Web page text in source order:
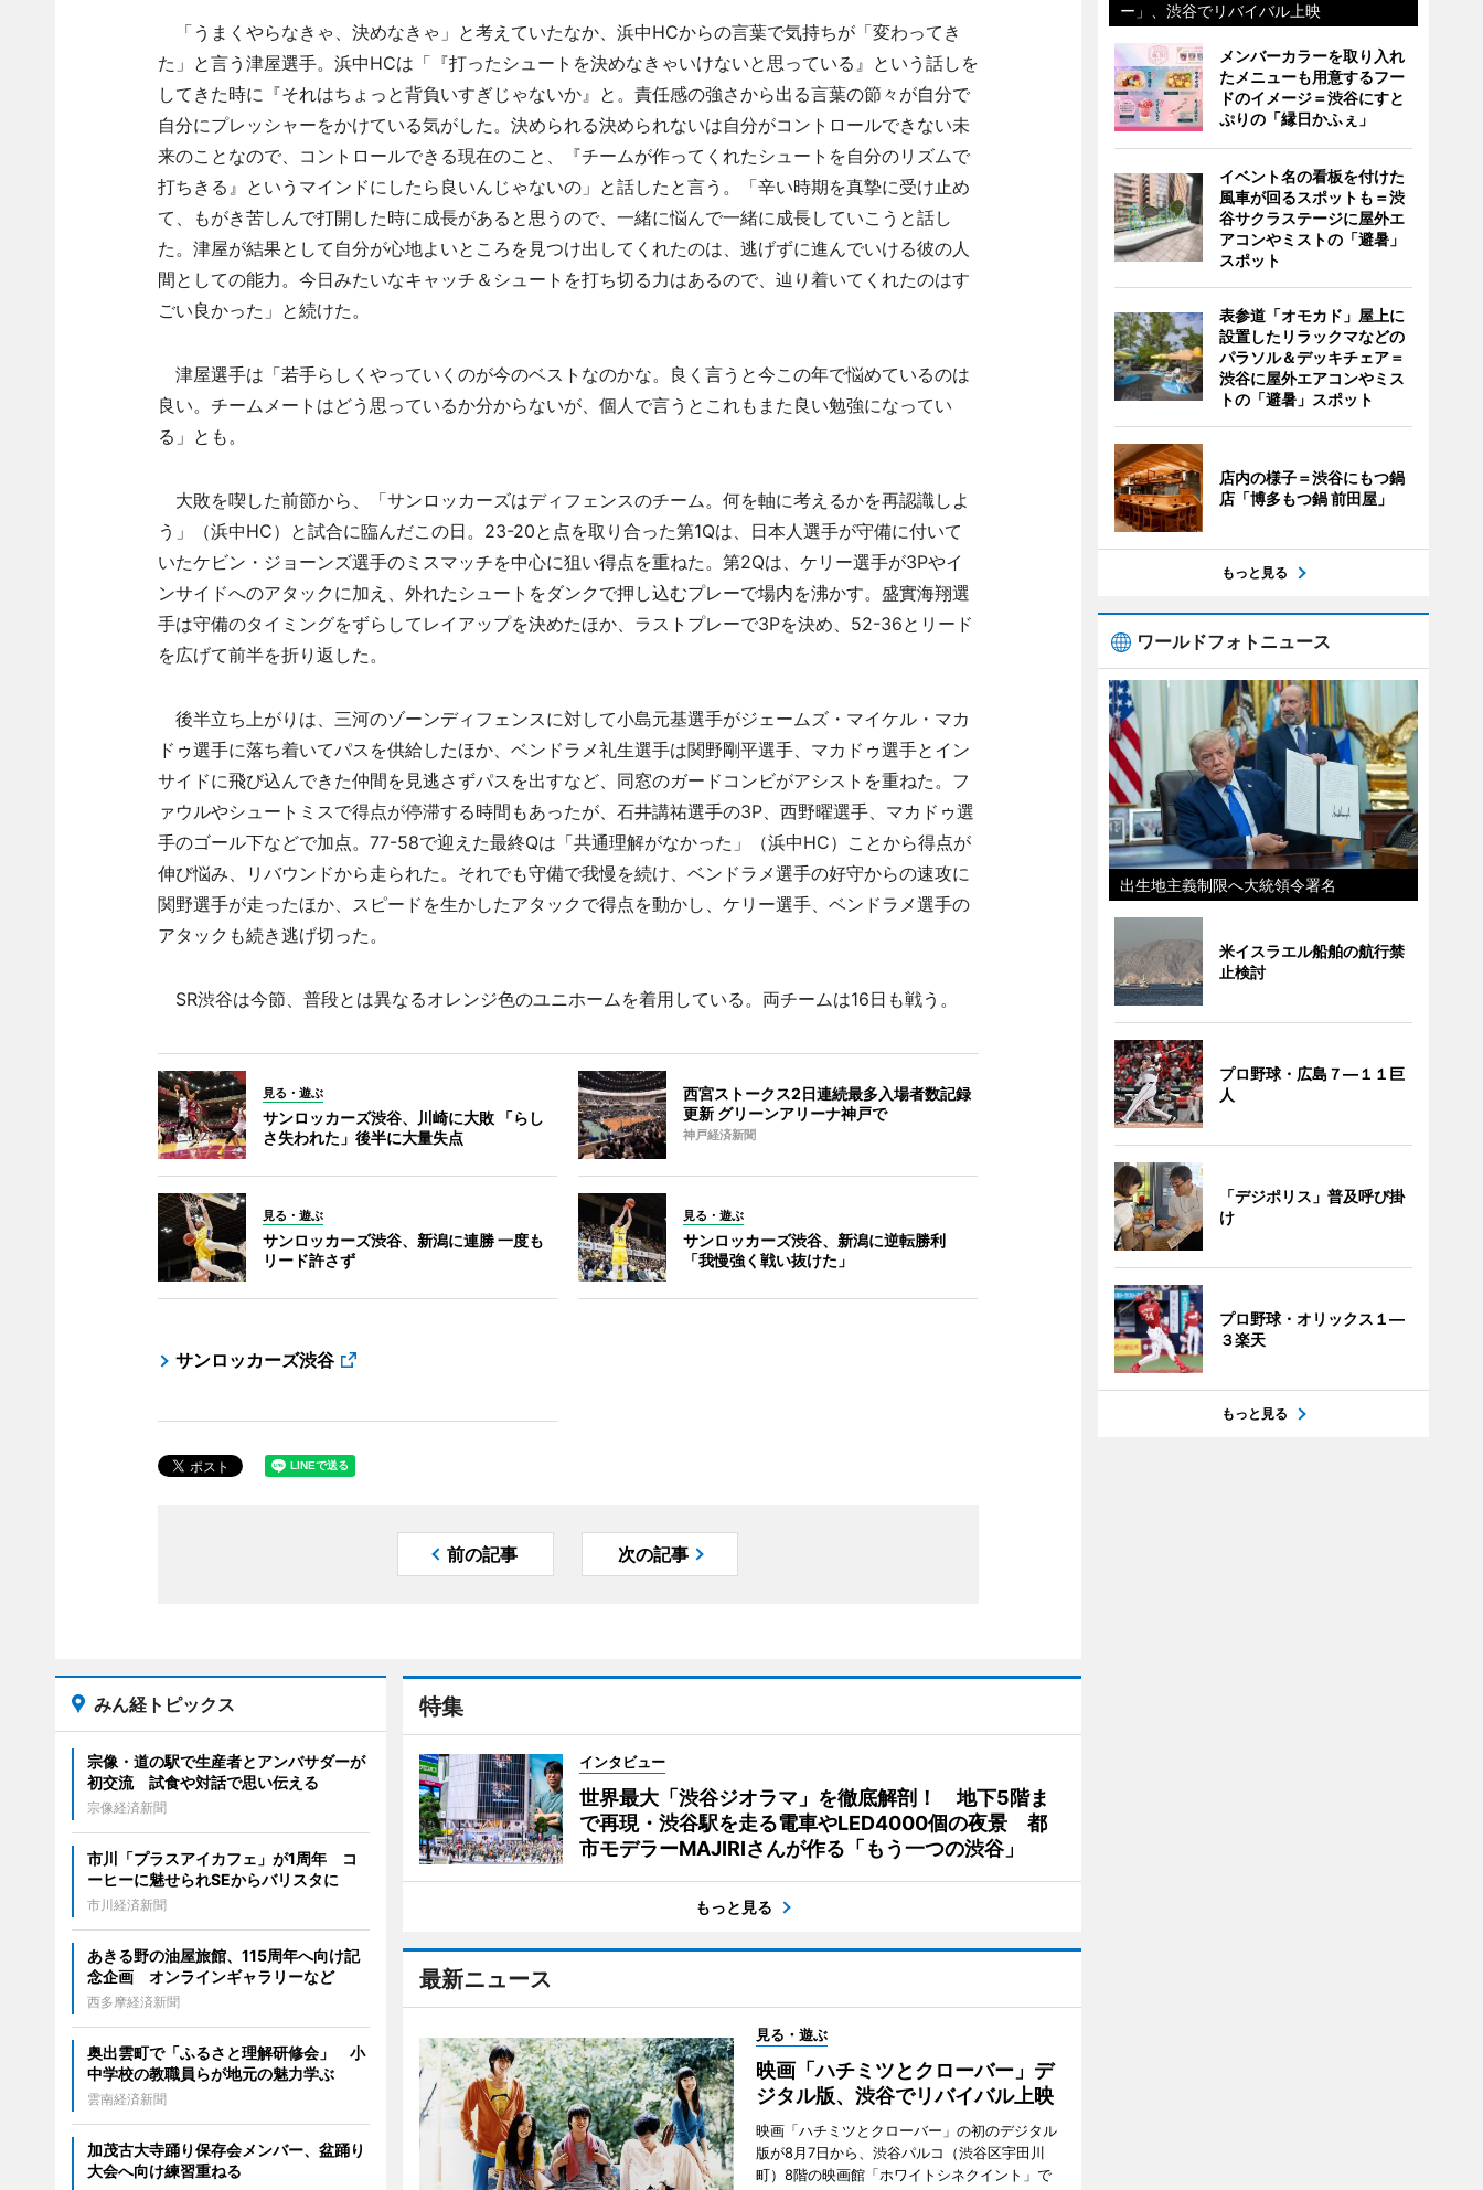
「うまくやらなきゃ、決めなきゃ」と考えていたなか、浜中HCからの言葉で気持ちが「変わってき
た」と言う津屋選手。浜中HCは「『打ったシュートを決めなきゃいけないと思っている』という話しを
してきた時に『それはちょっと背負いすぎじゃないか』と。責任感の強さから出る言葉の節々が自分で
自分にプレッシャーをかけている気がした。決められる決められないは自分がコントロールできない未
来のことなので、コントロールできる現在のこと、『チームが作ってくれたシュートを自分のリズムで
打ちきる』というマインドにしたら良いんじゃないの」と話したと言う。「辛い時期を真摯に受け止め
て、もがき苦しんで打開した時に成長があると思うので、一緒に悩んで一緒に成長していこうと話し
た。津屋が結果として自分が心地よいところを見つけ出してくれたのは、逃げずに進んでいける彼の人
間としての能力。今日みたいなキャッチ＆シュートを打ち切る力はあるので、辿り着いてくれたのはす
ごい良かった」と続けた。
津屋選手は「若手らしくやっていくのが今のベストなのかな。良く言うと今この年で悩めているのは
良い。チームメートはどう思っているか分からないが、個人で言うとこれもまた良い勉強になってい
る」とも。
大敗を喫した前節から、「サンロッカーズはディフェンスのチーム。何を軸に考えるかを再認識しよ
う」（浜中HC）と試合に臨んだこの日。23-20と点を取り合った第1Qは、日本人選手が守備に付いて
いたケビン・ジョーンズ選手のミスマッチを中心に狙い得点を重ねた。第2Qは、ケリー選手が3Pやイ
ンサイドへのアタックに加え、外れたシュートをダンクで押し込むプレーで場内を沸かす。盛實海翔選
手は守備のタイミングをずらしてレイアップを決めたほか、ラストプレーで3Pを決め、52-36とリード
を広げて前半を折り返した。
後半立ち上がりは、三河のゾーンディフェンスに対して小島元基選手がジェームズ・マイケル・マカ
ドゥ選手に落ち着いてパスを供給したほか、ベンドラメ礼生選手は関野剛平選手、マカドゥ選手とイン
サイドに飛び込んできた仲間を見逃さずパスを出すなど、同窓のガードコンビがアシストを重ねた。フ
ァウルやシュートミスで得点が停滞する時間もあったが、石井講祐選手の3P、西野曜選手、マカドゥ選
手のゴール下などで加点。77-58で迎えた最終Qは「共通理解がなかった」（浜中HC）ことから得点が
伸び悩み、リバウンドから走られた。それでも守備で我慢を続け、ベンドラメ選手の好守からの速攻に
関野選手が走ったほか、スピードを生かしたアタックで得点を動かし、ケリー選手、ベンドラメ選手の
アタックも続き逃げ切った。
SR渋谷は今節、普段とは異なるオレンジ色のユニホームを着用している。両チームは16日も戦う。
見る・遊ぶ
サンロッカーズ渋谷、川崎に大敗 「らし
さ失われた」後半に大量失点
西宮ストークス2日連続最多入場者数記録
更新 グリーンアリーナ神戸で
神戸経済新聞
見る・遊ぶ
サンロッカーズ渋谷、新潟に連勝 一度も
リード許さず
見る・遊ぶ
サンロッカーズ渋谷、新潟に逆転勝利
「我慢強く戦い抜けた」
サンロッカーズ渋谷
前の記事 次の記事
特集
インタビュー
世界最大「渋谷ジオラマ」を徹底解剖！ 地下5階ま
で再現・渋谷駅を走る電車やLED4000個の夜景 都
市モデラーMAJIRIさんが作る「もう一つの渋谷」
もっと見る
最新ニュース
見る・遊ぶ
映画「ハチミツとクローバー」デ
ジタル版、渋谷でリバイバル上映
映画「ハチミツとクローバー」の初のデジタル
版が8月7日から、渋谷パルコ（渋谷区宇田川
町）8階の映画館「ホワイトシネクイント」で
みん経トピックス
宗像・道の駅で生産者とアンバサダーが
初交流 試食や対話で思い伝える
宗像経済新聞
市川「プラスアイカフェ」が1周年 コ
ーヒーに魅せられSEからバリスタに
市川経済新聞
あきる野の油屋旅館、115周年へ向け記
念企画 オンラインギャラリーなど
西多摩経済新聞
奥出雲町で「ふるさと理解研修会」 小
中学校の教職員らが地元の魅力学ぶ
雲南経済新聞
加茂古大寺踊り保存会メンバー、盆踊り
大会へ向け練習重ねる
ー」、渋谷でリバイバル上映
メンバーカラーを取り入れ
たメニューも用意するフー
ドのイメージ＝渋谷にすと
ぷりの「縁日かふぇ」
イベント名の看板を付けた
風車が回るスポットも＝渋
谷サクラステージに屋外エ
アコンやミストの「避暑」
スポット
表参道「オモカド」屋上に
設置したリラックマなどの
パラソル＆デッキチェア＝
渋谷に屋外エアコンやミス
トの「避暑」スポット
店内の様子＝渋谷にもつ鍋
店「博多もつ鍋 前田屋」
もっと見る
ワールドフォトニュース
出生地主義制限へ大統領令署名
米イスラエル船舶の航行禁
止検討
プロ野球・広島７―１１巨
人
「デジポリス」普及呼び掛
け
プロ野球・オリックス１―
３楽天
もっと見る